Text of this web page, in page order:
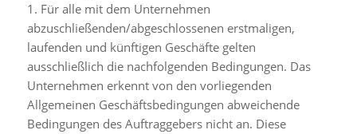
1. Für alle mit dem Unternehmen
abzuschließenden/abgeschlossenen erstmaligen,
laufenden und künftigen Geschäfte gelten
ausschließlich die nachfolgenden Bedingungen. Das
Unternehmen erkennt von den vorliegenden
Allgemeinen Geschäftsbedingungen abweichende
Bedingungen des Auftraggebers nicht an. Diese